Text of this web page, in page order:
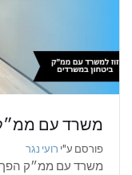
משרד עם ממ״ק
משרדים לעסקים
פורסם ע"י רועי נגר
משרד עם ממ״ק הפך